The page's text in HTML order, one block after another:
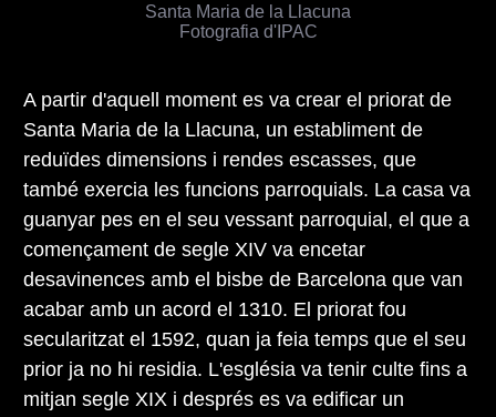
Santa Maria de la Llacuna
Fotografia d'IPAC
A partir d'aquell moment es va crear el priorat de
Santa Maria de la Llacuna, un establiment de
reduïdes dimensions i rendes escasses, que
també exercia les funcions parroquials. La casa va
guanyar pes en el seu vessant parroquial, el que a
començament de segle XIV va encetar
desavinences amb el bisbe de Barcelona que van
acabar amb un acord el 1310. El priorat fou
secularitzat el 1592, quan ja feia temps que el seu
prior ja no hi residia. L'església va tenir culte fins a
mitjan segle XIX i després es va edificar un